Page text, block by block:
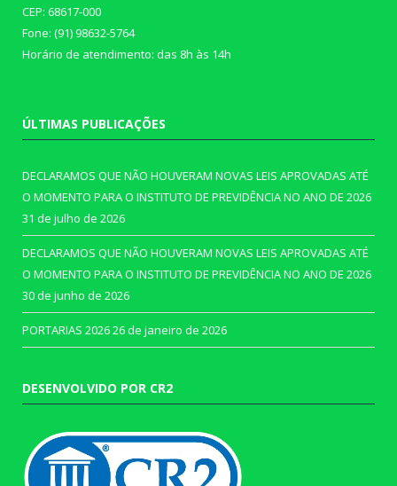
CEP: 68617-000
Fone: (91) 98632-5764
Horário de atendimento: das 8h às 14h
ÚLTIMAS PUBLICAÇÕES
DECLARAMOS QUE NÃO HOUVERAM NOVAS LEIS APROVADAS ATÉ
O MOMENTO PARA O INSTITUTO DE PREVIDÊNCIA NO ANO DE 2026
31 de julho de 2026
DECLARAMOS QUE NÃO HOUVERAM NOVAS LEIS APROVADAS ATÉ
O MOMENTO PARA O INSTITUTO DE PREVIDÊNCIA NO ANO DE 2026
30 de junho de 2026
PORTARIAS 202626 de janeiro de 2026
DESENVOLVIDO POR CR2